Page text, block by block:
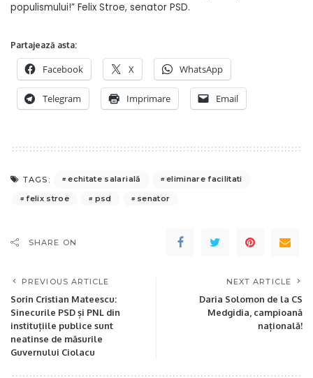
populismului!” Felix Stroe, senator PSD.
Partajează asta:
Facebook X WhatsApp
Telegram Imprimare Email
TAGS: echitate salarială
eliminare facilitati
felix stroe
psd senator
SHARE ON
PREVIOUS ARTICLE
Sorin Cristian Mateescu:
Sinecurile PSD și PNL din
instituțiile publice sunt
neatinse de măsurile
Guvernului Ciolacu
NEXT ARTICLE
Daria Solomon de la CS
Medgidia, campioană
națională!